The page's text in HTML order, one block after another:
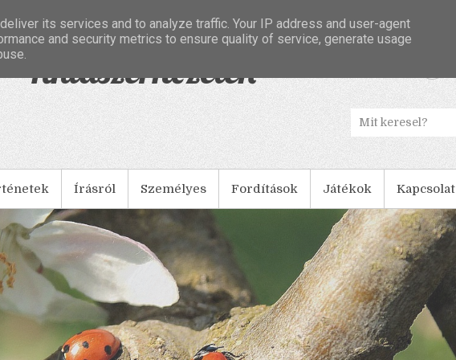
Tintaszerkezetek
Írásról Személyes Fordítások Játékok Kapcsolat
its services and to analyze traffic. Your IP address and user-agent
and security metrics to ensure quality of service, generate usage